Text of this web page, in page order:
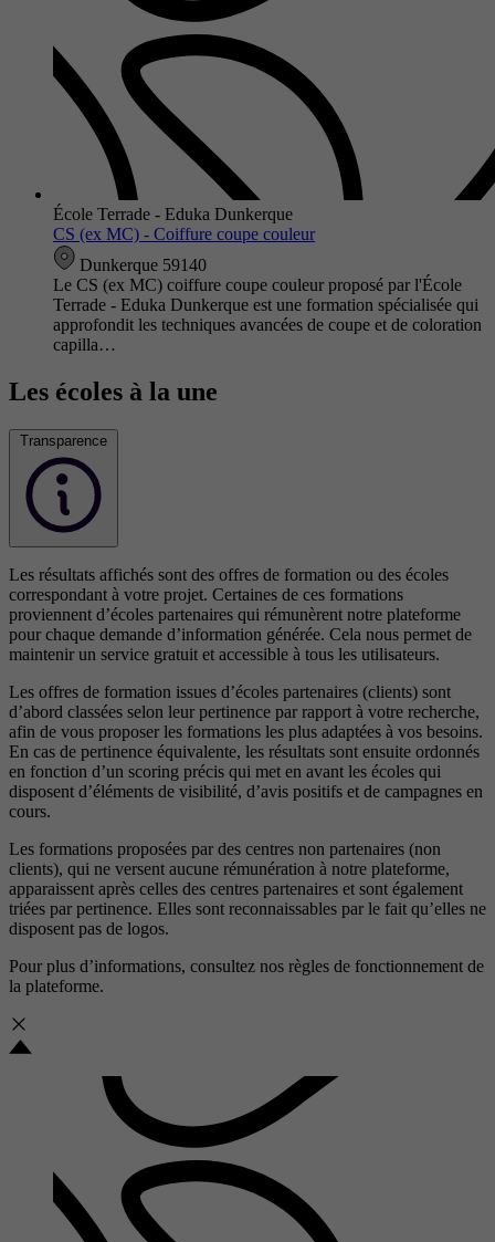
École Terrade - Eduka Dunkerque
CS (ex MC) - Coiffure coupe couleur
Dunkerque 59140
Le CS (ex MC) coiffure coupe couleur proposé par l'École
Terrade - Eduka Dunkerque est une formation spécialisée qui
approfondit les techniques avancées de coupe et de coloration
capilla…
Les écoles à la une
Transparence
Les résultats affichés sont des offres de formation ou des écoles
correspondant à votre projet. Certaines de ces formations
proviennent d’écoles partenaires qui rémunèrent notre plateforme
pour chaque demande d’information générée. Cela nous permet de
maintenir un service gratuit et accessible à tous les utilisateurs.
Les offres de formation issues d’écoles partenaires (clients) sont
d’abord classées selon leur pertinence par rapport à votre recherche,
afin de vous proposer les formations les plus adaptées à vos besoins.
En cas de pertinence équivalente, les résultats sont ensuite ordonnés
en fonction d’un scoring précis qui met en avant les écoles qui
disposent d’éléments de visibilité, d’avis positifs et de campagnes en
cours.
Les formations proposées par des centres non partenaires (non
clients), qui ne versent aucune rémunération à notre plateforme,
apparaissent après celles des centres partenaires et sont également
triées par pertinence. Elles sont reconnaissables par le fait qu’elles ne
disposent pas de logos.
Pour plus d’informations, consultez nos règles de fonctionnement de
la plateforme.